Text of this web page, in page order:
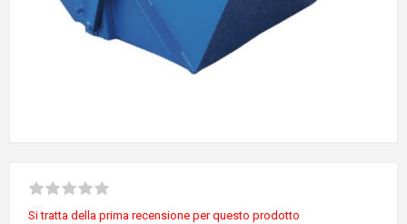
Si tratta della prima recensione per questo prodotto